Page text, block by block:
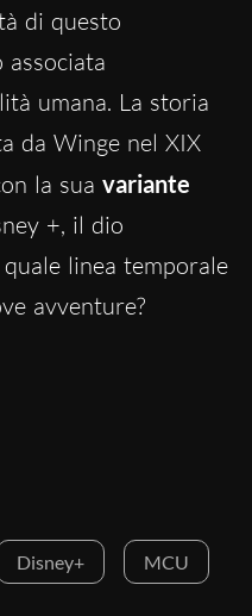
di questo
associata
umana. La storia
da Winge nel XIX
la sua variante
+, il dio
linea temporale
avventure?
Disney+ MCU